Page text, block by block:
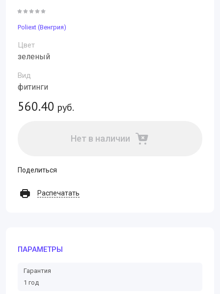
Poliext (Венгрия)
Цвет
зеленый
Вид
фитинги
560.40 руб.
Нет в наличии
Поделиться
Распечатать
ПАРАМЕТРЫ
Гарантия
1 год